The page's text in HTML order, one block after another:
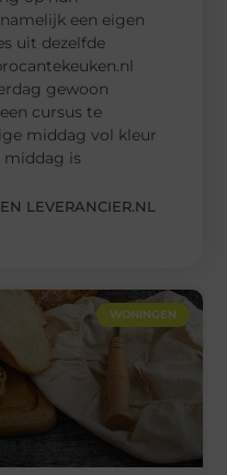
een eigen
uit dezelfde
gewoon
cursus te
middag vol kleur
middag is
LEVERANCIER.NL
WONINGEN